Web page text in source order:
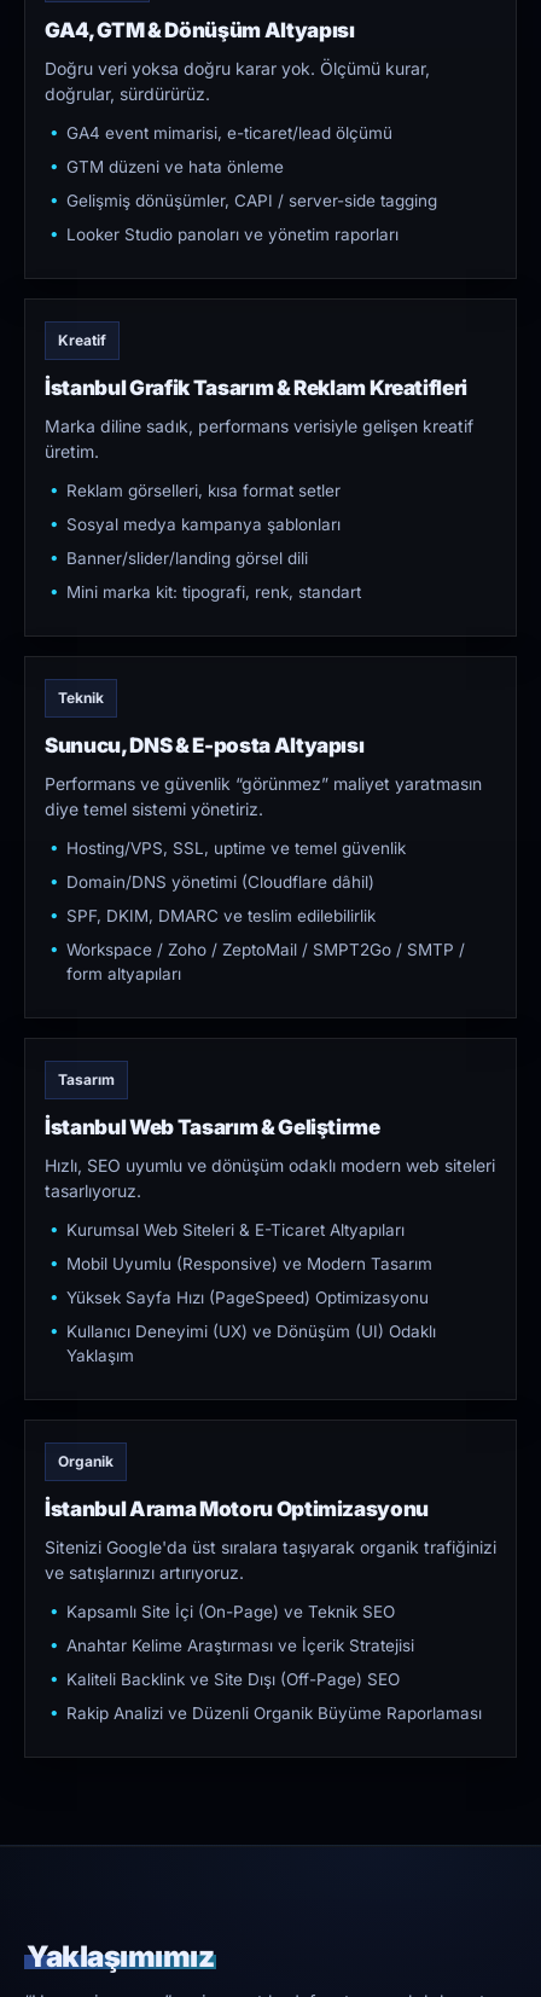
GA4, GTM & Dönüşüm Altyapısı
Doğru veri yoksa doğru karar yok. Ölçümü kurar,
doğrular, sürdürürüz.
GA4 event mimarisi, e-ticaret/lead ölçümü
GTM düzeni ve hata önleme
Gelişmiş dönüşümler, CAPI / server-side tagging
Looker Studio panoları ve yönetim raporları
Kreatif
İstanbul Grafik Tasarım & Reklam Kreatifleri
Marka diline sadık, performans verisiyle gelişen kreatif
üretim.
Reklam görselleri, kısa format setler
Sosyal medya kampanya şablonları
Banner/slider/landing görsel dili
Mini marka kit: tipografi, renk, standart
Teknik
Sunucu, DNS & E-posta Altyapısı
Performans ve güvenlik “görünmez” maliyet yaratmasın
diye temel sistemi yönetiriz.
Hosting/VPS, SSL, uptime ve temel güvenlik
Domain/DNS yönetimi (Cloudflare dâhil)
SPF, DKIM, DMARC ve teslim edilebilirlik
Workspace / Zoho / ZeptoMail / SMPT2Go / SMTP /
form altyapıları
Tasarım
İstanbul Web Tasarım & Geliştirme
Hızlı, SEO uyumlu ve dönüşüm odaklı modern web siteleri
tasarlıyoruz.
Kurumsal Web Siteleri & E-Ticaret Altyapıları
Mobil Uyumlu (Responsive) ve Modern Tasarım
Yüksek Sayfa Hızı (PageSpeed) Optimizasyonu
Kullanıcı Deneyimi (UX) ve Dönüşüm (UI) Odaklı
Yaklaşım
Organik
İstanbul Arama Motoru Optimizasyonu
Sitenizi Google'da üst sıralara taşıyarak organik trafiğinizi
ve satışlarınızı artırıyoruz.
Kapsamlı Site İçi (On-Page) ve Teknik SEO
Anahtar Kelime Araştırması ve İçerik Stratejisi
Kaliteli Backlink ve Site Dışı (Off-Page) SEO
Rakip Analizi ve Düzenli Organik Büyüme Raporlaması
Yaklaşımımız